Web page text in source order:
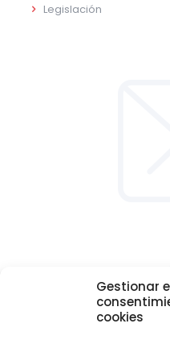
Gestionar
cookies
Legislación
CONTACTO Y
Parque empresarial de
Plaza Julio Alberto Blanco,